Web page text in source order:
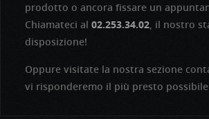
prodotto o ancora fissare un
Chiamateci al 02.253.34.02, il nostro
disposizione!
Oppure visitate la nostra sezione
vi risponderemo il più presto